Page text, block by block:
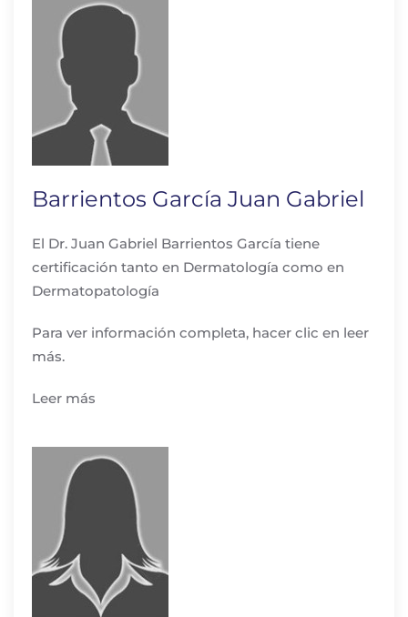
Barrientos García Juan Gabriel
El Dr. Juan Gabriel Barrientos García tiene
certificación tanto en Dermatología como en
Dermatopatología
Para ver información completa, hacer clic en leer
más.
Leer más